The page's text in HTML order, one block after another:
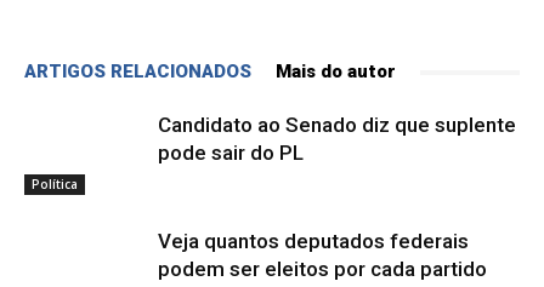
ARTIGOS RELACIONADOS Mais do autor
Política
Candidato ao Senado diz que suplente
pode sair do PL
Veja quantos deputados federais
podem ser eleitos por cada partido